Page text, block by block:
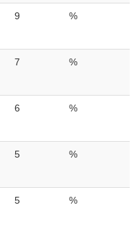
9 %
7 %
6 %
5 %
5 %